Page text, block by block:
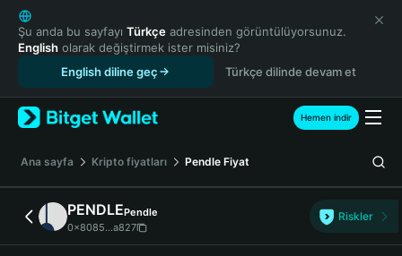
English
日本語
Tiếng Việt
Español (Latinoamérica)
Türkçe
Français
Deutsch
简体中文
繁體中文
Português (Portugal)
Şu anda bu sayfayı Türkçe adresinden görüntülüyorsunuz.
English olarak değiştirmek ister misiniz?
English diline geç
Türkçe dilinde devam et
Hemen indir
Ana sayfa Kripto fiyatları Pendle Fiyat
PENDLEPendle
0x8085...a827
Riskler